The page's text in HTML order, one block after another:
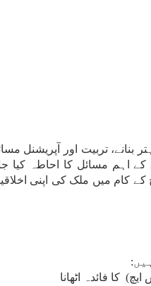
تربیت اور آپریشنل
مسائل کا احاطہ کیا
کام میں ملک کی اپنی
کا فائدہ اٹھانا